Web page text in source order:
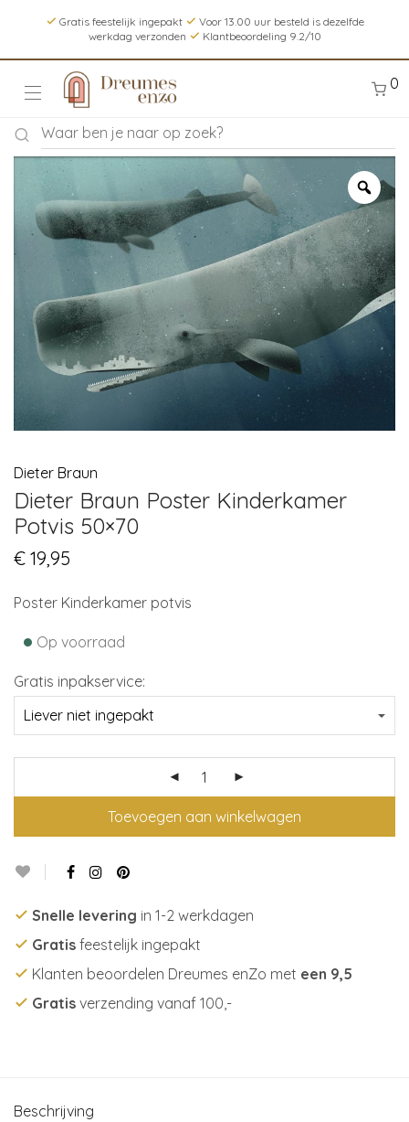
Gratis feestelijk ingepakt
Voor 13.00 uur besteld is dezelfde
werkdag verzonden
Klantbeoordeling 9.2/10
0
Dieter Braun
Dieter Braun Poster Kinderkamer
Potvis 50×70
€ 19,95
Poster Kinderkamer potvis
• Op voorraad
Gratis inpakservice:
Toevoegen aan winkelwagen
Snelle levering in 1-2 werkdagen
Gratis feestelijk ingepakt
Klanten beoordelen Dreumes enZo met een 9,5
Gratis verzending vanaf 100,-
Beschrijving